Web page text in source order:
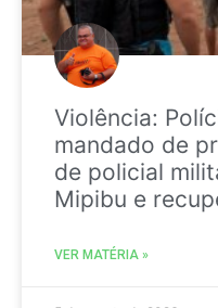
Violência:
mandado de
de policial
Mipibu e
VER MATÉRIA »